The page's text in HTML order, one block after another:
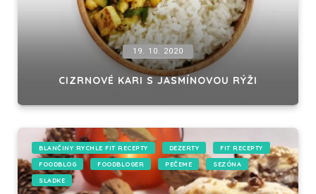
19. 10. 2020
CIZRNOVÉ KARI S JASMÍNOVOU RÝŽI
BLANČINY RYCHLE FIT RECEPTY DEZERTY FIT RECEPTY
FOODBLOG FOODBLOGER PEČEME SEZÓNA
SLADKE